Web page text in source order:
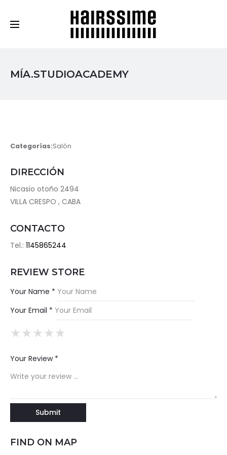
MÍA.STUDIOACADEMY
Categorías:Salón
DIRECCIÓN
Nicasio otoño 2494
VILLA CRESPO , CABA
CONTACTO
Tel.: 1145865244
REVIEW STORE
Your Name *
Your Email *
★
★★
★★★
★★★★
★★★★★
Your Review *
FIND ON MAP